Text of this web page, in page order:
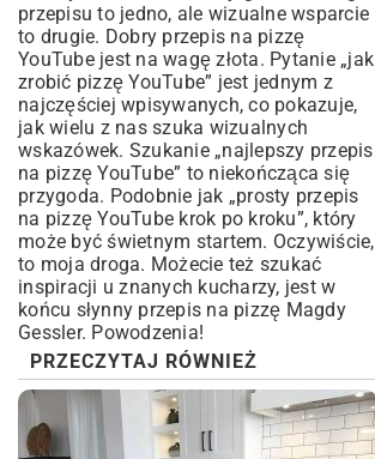
przepisu to jedno, ale wizualne wsparcie
to drugie. Dobry przepis na pizzę
YouTube jest na wagę złota. Pytanie „jak
zrobić pizzę YouTube” jest jednym z
najczęściej wpisywanych, co pokazuje,
jak wielu z nas szuka wizualnych
wskazówek. Szukanie „najlepszy przepis
na pizzę YouTube” to niekończąca się
przygoda. Podobnie jak „prosty przepis
na pizzę YouTube krok po kroku”, który
może być świetnym startem. Oczywiście,
to moja droga. Możecie też szukać
inspiracji u znanych kucharzy, jest w
końcu słynny przepis na pizzę Magdy
Gessler. Powodzenia!
PRZECZYTAJ RÓWNIEŻ